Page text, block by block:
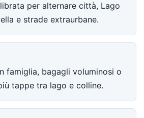
per alternare città, Lago
e strade extraurbane.
famiglia, bagagli voluminosi o
tappe tra lago e colline.